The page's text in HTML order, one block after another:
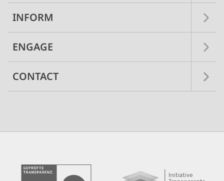
INFORM
ENGAGE
CONTACT